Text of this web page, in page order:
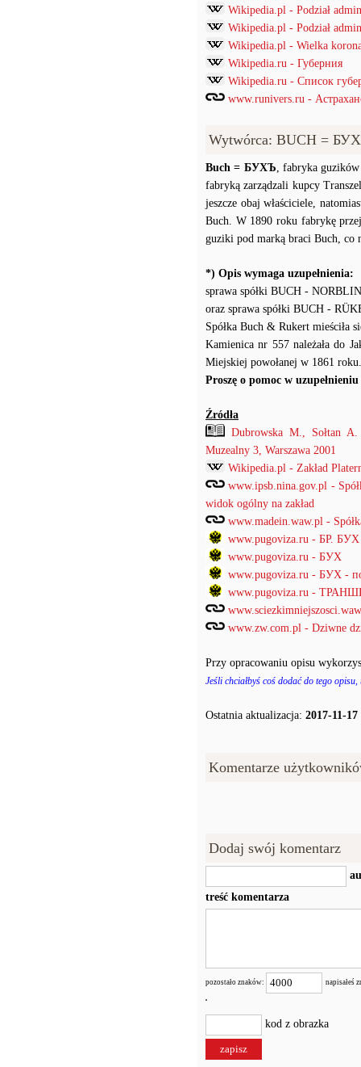
Wikipedia.pl - Podział
Wikipedia.pl - Podział
Wikipedia.pl - Wielka
Wikipedia.ru - Губерния
Wikipedia.ru - Список
www.runivers.ru -
Wytwórca: BUCH =
Buch = БУХЪ, fabryka guzików
fabryką zarządzali kupcy
jeszcze obaj właściciele,
Buch. W 1890 roku fabrykę
guziki pod marką braci Buch, co
*) Opis wymaga uzupełnienia:
sprawa spółki BUCH -
oraz sprawa spółki BUCH -
Spółka Buch & Rukert mieściła
Kamienica nr 557 należała do
Miejskiej powołanej w 1861 roku.
Proszę o pomoc w
Źródła
Dubrowska M., Sołtan
Muzealny 3, Warszawa 2001
Wikipedia.pl - Zakład
www.ipsb.nina.gov.pl -
widok ogólny na zakład
www.madein.waw.pl -
www.pugoviza.ru - БР. БУХ
www.pugoviza.ru - БУХ
www.pugoviza.ru - БУХ -
www.pugoviza.ru -
www.zw.com.pl - Dziwne
Przy opracowaniu opisu
Jeśli chciałbyś coś dodać do tego
Ostatnia aktualizacja: 2017-11-17
Komentarze
Dodaj swój komentarz
treść komentarza
pozostało znaków: napisałeś
kod z obrazka